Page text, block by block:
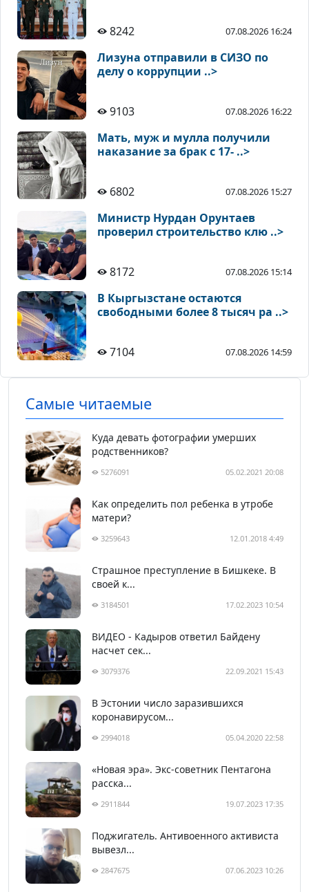
8242 07.08.2026 16:24
Лизуна отправили в СИЗО по
делу о коррупции ..>
9103 07.08.2026 16:22
Мать, муж и мулла получили
наказание за брак с 17- ..>
6802 07.08.2026 15:27
Министр Нурдан Орунтаев
проверил строительство клю ..>
8172 07.08.2026 15:14
В Кыргызстане остаются
свободными более 8 тысяч ра ..>
7104 07.08.2026 14:59
Самые читаемые
Куда девать фотографии умерших
родственников?
5276091 05.02.2021 20:08
Как определить пол ребенка в утробе
матери?
3259643 12.01.2018 4:49
Страшное преступление в Бишкеке. В
своей к...
3184501 17.02.2023 10:54
ВИДЕО - Кадыров ответил Байдену
насчет сек...
3079376 22.09.2021 15:43
В Эстонии число заразившихся
коронавирусом...
2994018 05.04.2020 22:58
«Новая эра». Экс-советник Пентагона
расска...
2911844 19.07.2023 17:35
Поджигатель. Антивоенного активиста
вывезл...
2847675 07.06.2023 10:26